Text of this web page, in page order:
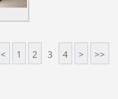
< 1 2 3 4 > >>